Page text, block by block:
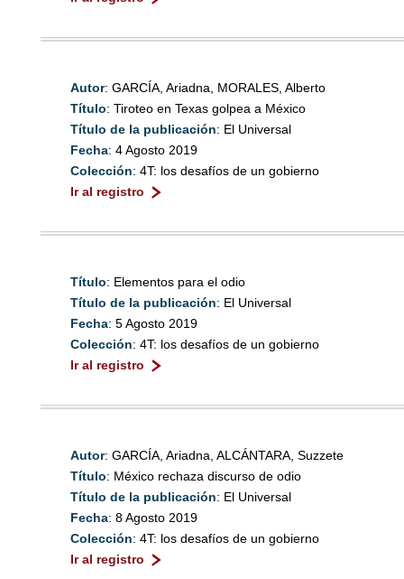
Autor: GARCÍA, Ariadna, MORALES, Alberto
Título: Tiroteo en Texas golpea a México
Título de la publicación: El Universal
Fecha: 4 Agosto 2019
Colección: 4T: los desafíos de un gobierno
Ir al registro
Título: Elementos para el odio
Título de la publicación: El Universal
Fecha: 5 Agosto 2019
Colección: 4T: los desafíos de un gobierno
Ir al registro
Autor: GARCÍA, Ariadna, ALCÁNTARA, Suzzete
Título: México rechaza discurso de odio
Título de la publicación: El Universal
Fecha: 8 Agosto 2019
Colección: 4T: los desafíos de un gobierno
Ir al registro